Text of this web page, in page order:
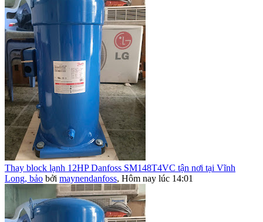
Thay block lạnh 12HP Danfoss SM148T4VC tận nơi tại Vĩnh
Long, bảo bởi maynendanfoss, Hôm nay lúc 14:01